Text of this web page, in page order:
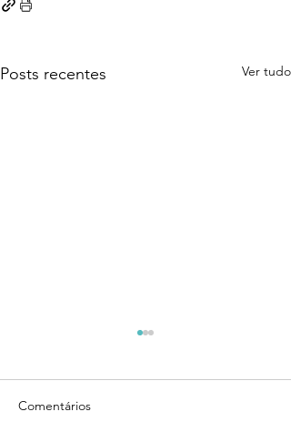
Posts recentes Ver tudo
Comentários